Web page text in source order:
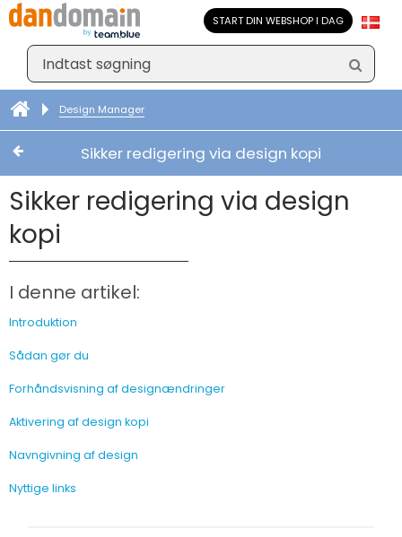
START DIN WEBSHOP I DAG
Design Manager
Sikker redigering via design kopi
Sikker redigering via design
kopi
I denne artikel:
Introduktion
Sådan gør du
Forhåndsvisning af designændringer
Aktivering af design kopi
Navngivning af design
Nyttige links